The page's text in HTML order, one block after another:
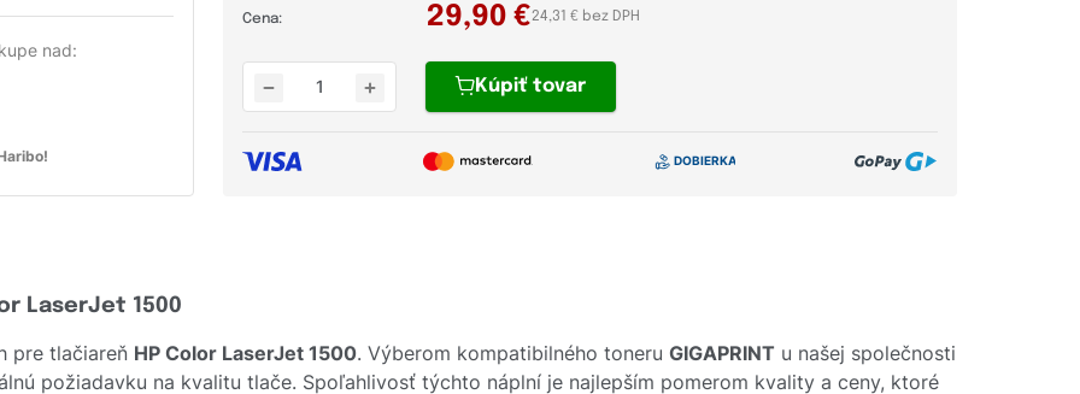
nad:
Cena: 29,90 €24,31 € bez DPH
Kúpiťtovar
LaserJet 1500
pre tlačiareň HP Color LaserJet 1500. Výberom kompatibilného toneru GIGAPRINT u našej společnosti
požiadavku na kvalitu tlače. Spoľahlivosť týchto náplní je najlepším pomerom kvality a ceny, ktoré